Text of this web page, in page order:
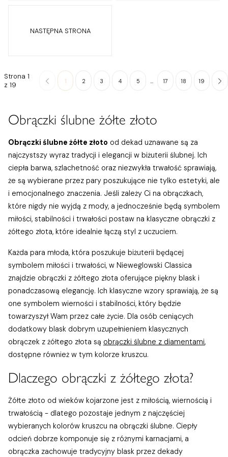
NASTĘPNA STRONA
Strona 1
z 19
1 2 3 4 5 ... 17 18 19
Obrączki ślubne żółte złoto
Obrączki ślubne żółte złoto od dekad uznawane są za
najczystszy wyraz tradycji i elegancji w biżuterii ślubnej. Ich
ciepła barwa, szlachetność oraz niezwykła trwałość sprawiają,
że są wybierane przez pary poszukujące nie tylko estetyki, ale
i emocjonalnego znaczenia. Jeśli zależy Ci na obrączkach,
które nigdy nie wyjdą z mody, a jednocześnie będą symbolem
miłości, stabilności i trwałości postaw na klasyczne obrączki z
żółtego złota, które idealnie łączą styl z uczuciem.
Każda para młoda, która poszukuje biżuterii będącej
symbolem miłości i trwałości, w Nieweglowski Classica
znajdzie obrączki z żółtego złota oferujące piękny blask i
ponadczasową elegancję. Ich klasyczne wzory sprawiają, że są
one symbolem wierności i stabilności, który będzie
towarzyszył Wam przez całe życie. Dla osób ceniących
dodatkowy blask dobrym uzupełnieniem klasycznych
obrączek z żółtego złota są obrączki ślubne z diamentami,
dostępne również w tym kolorze kruszcu.
Dlaczego obrączki z żółtego złota?
Żółte złoto od wieków kojarzone jest z miłością, wiernością i
trwałością - dlatego pozostaje jednym z najczęściej
wybieranych kolorów kruszcu na obrączki ślubne. Ciepły
odcień dobrze komponuje się z różnymi karnacjami, a
obrączka zachowuje tradycyjny blask przez dekady